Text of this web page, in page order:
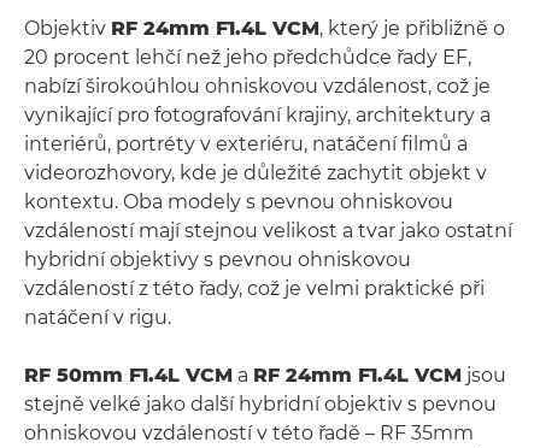
Objektiv RF 24mm F1.4L VCM, který je přibližně o
20 procent lehčí než jeho předchůdce řady EF,
nabízí širokoúhlou ohniskovou vzdálenost, což je
vynikající pro fotografování krajiny, architektury a
interiérů, portréty v exteriéru, natáčení filmů a
videorozhovory, kde je důležité zachytit objekt v
kontextu. Oba modely s pevnou ohniskovou
vzdáleností mají stejnou velikost a tvar jako ostatní
hybridní objektivy s pevnou ohniskovou
vzdáleností z této řady, což je velmi praktické při
natáčení v rigu.
RF 50mm F1.4L VCM a RF 24mm F1.4L VCM jsou
stejně velké jako další hybridní objektiv s pevnou
ohniskovou vzdáleností v této řadě – RF 35mm